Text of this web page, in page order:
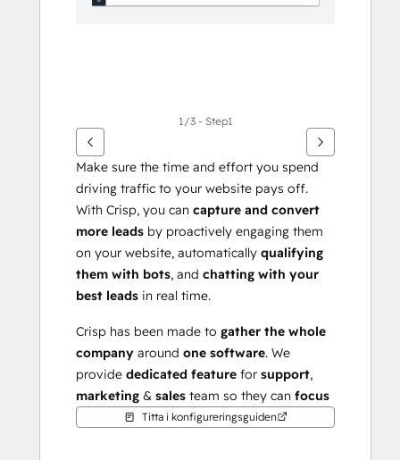
1/3 - Step1
Make sure the time and effort you spend
driving traffic to your website pays off.
With Crisp, you can capture and convert
more leads by proactively engaging them
on your website, automatically qualifying
them with bots, and chatting with your
best leads in real time.
Crisp has been made to gather the whole
company around one software. We
provide dedicated feature for support
marketing & sales team so they can focus
on what really matter.
Titta i konfigureringsguiden